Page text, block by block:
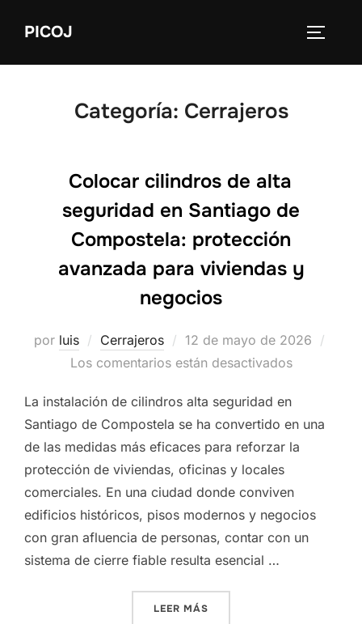
PICOJ
Categoría: Cerrajeros
Colocar cilindros de alta
seguridad en Santiago de
Compostela: protección
avanzada para viviendas y
negocios
por luis Cerrajeros
Publicado
el
12 de mayo de 2026
Los comentarios están desactivados
La instalación de cilindros alta seguridad en
Santiago de Compostela se ha convertido en una
de las medidas más eficaces para reforzar la
protección de viviendas, oficinas y locales
comerciales. En una ciudad donde conviven
edificios históricos, pisos modernos y negocios
con gran afluencia de personas, contar con un
sistema de cierre fiable resulta esencial …
LEER MÁS